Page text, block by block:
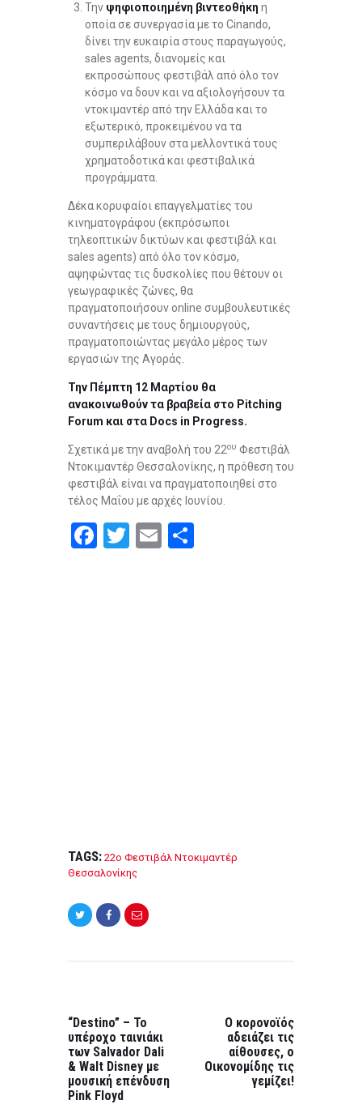
Την ψηφιοποιημένη βιντεοθήκη η
οποία σε συνεργασία με το Cinando,
δίνει την ευκαιρία στους παραγωγούς,
sales agents, διανομείς και
εκπροσώπους φεστιβάλ από όλο τον
κόσμο να δουν και να αξιολογήσουν τα
ντοκιμαντέρ από την Ελλάδα και το
εξωτερικό, προκειμένου να τα
συμπεριλάβουν στα μελλοντικά τους
χρηματοδοτικά και φεστιβαλικά
προγράμματα.
Δέκα κορυφαίοι επαγγελματίες του
κινηματογράφου (εκπρόσωποι
τηλεοπτικών δικτύων και φεστιβάλ και
sales agents) από όλο τον κόσμο,
αψηφώντας τις δυσκολίες που θέτουν οι
γεωγραφικές ζώνες, θα
πραγματοποιήσουν online συμβουλευτικές
συναντήσεις με τους δημιουργούς,
πραγματοποιώντας μεγάλο μέρος των
εργασιών της Αγοράς.
Την Πέμπτη 12 Μαρτίου θα
ανακοινωθούν τα βραβεία στο Pitching
Forum και στα Docs in Progress.
Σχετικά με την αναβολή του 22ου Φεστιβάλ
Ντοκιμαντέρ Θεσσαλονίκης, η πρόθεση του
φεστιβάλ είναι να πραγματοποιηθεί στο
τέλος Μαΐου με αρχές Ιουνίου.
F
T
E
TAGS: 22ο Φεστιβάλ Ντοκιμαντέρ
Θεσσαλονίκης
POST:
“Destino” – Το
υπέροχο ταινιάκι
των Salvador Dali
& Walt Disney με
μουσική επένδυση
Pink Floyd
Ο κορονοϊός
αδειάζει τις
αίθουσες, ο
Οικονομίδης τις
γεμίζει!